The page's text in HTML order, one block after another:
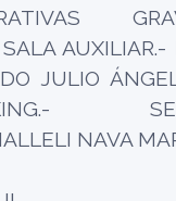
AUXILIAR.-
JULIO
NAVA